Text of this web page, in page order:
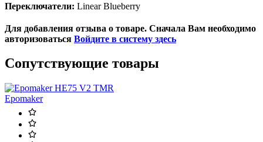
Переключатели: Linear Blueberry
Для добавления отзыва о товаре. Сначала Вам необходимо
авторизоваться Войдите в систему здесь
Сопутствующие товары
Epomaker